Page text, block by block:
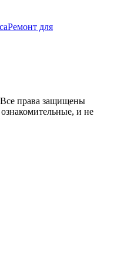
Ремонт для
права защищены
и не